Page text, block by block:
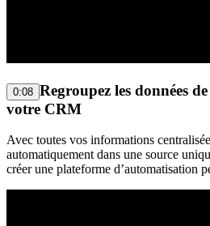
0:08 Regroupez les données
votre CRM
Avec toutes vos informations
automatiquement dans une source
créer une plateforme d’automatisation